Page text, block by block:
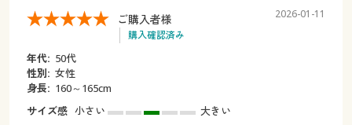
ご購入者様
購入確認済み
2026-01-11
年代: 50代
性別: 女性
身長: 160～165cm
サイズ感 小さい
大きい